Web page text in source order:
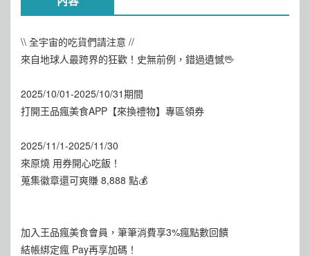
\\ 全宇宙的吃貨們請注意 //
來自地球人最跨界的狂歡！史無前例，錯過遺憾🖖
2025/10/01-2025/10/31期間
打開王品瘋美食APP【來換禮物】專區領券
2025/11/1-2025/11/30
來原燒 用券開心吃飯！
蒐集徽章還可爽賺 8,888 點💰
加入王品瘋美食會員，筆筆消費享3%瘋點數回饋
結帳綁定瘋 Pay再享加碼！